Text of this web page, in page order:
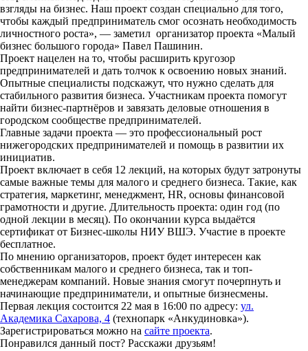
взгляды на бизнес. Наш проект создан специально для того,
чтобы каждый предприниматель смог осознать необходимость
личностного роста», — заметил организатор проекта «Малый
бизнес большого города» Павел Пашинин.
Проект нацелен на то, чтобы расширить кругозор
предпринимателей и дать толчок к освоению новых знаний.
Опытные специалисты подскажут, что нужно сделать для
стабильного развития бизнеса. Участникам проекта помогут
найти бизнес-партнёров и завязать деловые отношения в
городском сообществе предпринимателей.
Главные задачи проекта — это профессиональный рост
нижегородских предпринимателей и помощь в развитии их
инициатив.
Проект включает в себя 12 лекций, на которых будут затронуты
самые важные темы для малого и среднего бизнеса. Такие, как
стратегия, маркетинг, менеджмент, HR, основы финансовой
грамотности и другие. Длительность проекта: один год (по
одной лекции в месяц). По окончании курса выдаётся
сертификат от Бизнес-школы НИУ ВШЭ. Участие в проекте
бесплатное.
По мнению организаторов, проект будет интересен как
собственникам малого и среднего бизнеса, так и топ-
менеджерам компаний. Новые знания смогут почерпнуть и
начинающие предприниматели, и опытные бизнесмены.
Первая лекция состоится 22 мая в 16:00 по адресу: ул.
Академика Сахарова, 4 (технопарк «Анкудиновка»).
Зарегистрироваться можно на сайте проекта.
Понравился данный пост? Расскажи друзьям!